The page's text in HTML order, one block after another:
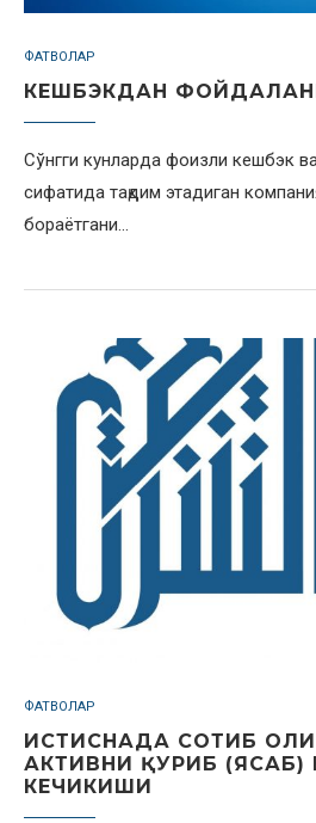
ФАТВОЛАР
КЕШБЭКДАН
Сўнгги кунларда фоизли кешбэк
сифатида тақдим этадиган
бораётгани…
ФАТВОЛАР
ИСТИСНАДА СОТИБ
АКТИВНИ ҚУРИБ (ЯСАБ)
КЕЧИКИШИ